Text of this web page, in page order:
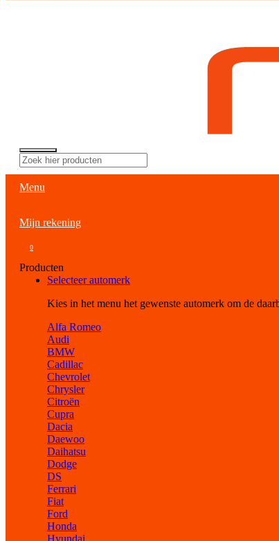
Menu
Mijn rekening
0
Producten
Selecteer automerk
Kies in het menu het gewenste automerk om de
Alfa Romeo
Audi
BMW
Cadillac
Chevrolet
Chrysler
Citroën
Cupra
Dacia
Daewoo
Daihatsu
Dodge
DS
Ferrari
Fiat
Ford
Honda
Hyundai